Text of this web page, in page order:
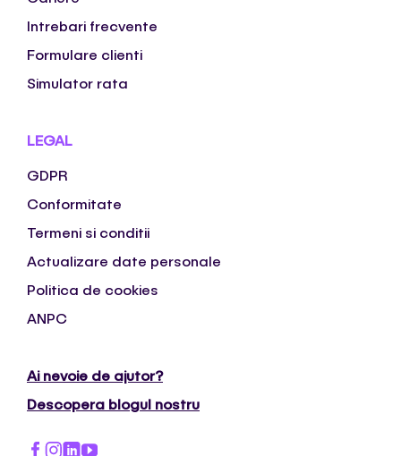
Intrebari frecvente
Formulare clienti
Simulator rata
LEGAL
GDPR
Conformitate
Termeni si conditii
Actualizare date personale
Politica de cookies
ANPC
Ai nevoie de ajutor?
Descopera blogul nostru